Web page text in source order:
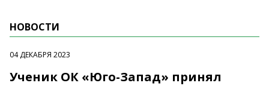
НОВОСТИ
04 ДЕКАБРЯ 2023
Ученик ОК «Юго-Запад» принял